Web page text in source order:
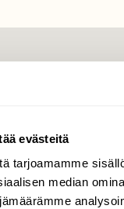
evästeitä
tarjoamamme
median
Tilaa
Äänestä
Tilaa